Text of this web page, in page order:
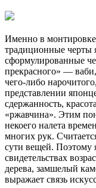
Именно в монтировке
традиционные черты
сформулированные
прекрасного» —
чего-либо
представлении
сдержанность,
«ржавчина». Этим
некоего налета
многих рук.
сути вещей. Поэтому
свидетельствах
дерева, замшелый
выражает связь